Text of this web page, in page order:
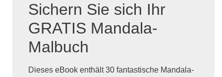
Sichern Sie sich Ihr
GRATIS Mandala-
Malbuch
Dieses eBook enthält 30 fantastische Mandala-